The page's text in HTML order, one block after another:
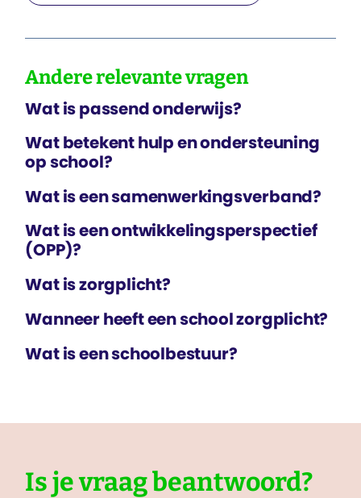
Andere relevante vragen
Wat is passend onderwijs?
Wat betekent hulp en ondersteuning
op school?
Wat is een samenwerkings­verband?
Wat is een ontwikkelings­perspectief
(OPP)?
Wat is zorgplicht?
Wanneer heeft een school zorgplicht?
Wat is een schoolbestuur?
Is je vraag beantwoord?